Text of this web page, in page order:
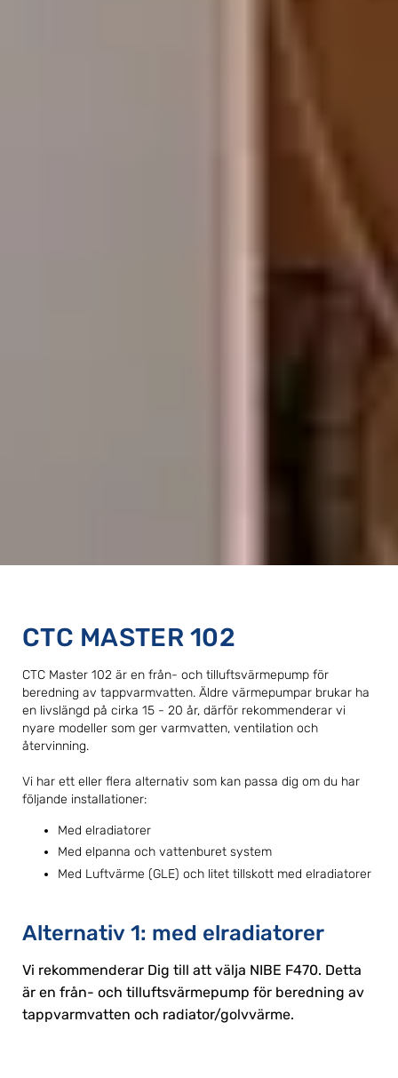
CTC MASTER 102
CTC Master 102 är en från- och tilluftsvärmepump för
beredning av tappvarmvatten. Äldre värmepumpar brukar ha
en livslängd på cirka 15 - 20 år, därför rekommenderar vi
nyare modeller som ger varmvatten, ventilation och
återvinning.
Vi har ett eller flera alternativ som kan passa dig om du har
följande installationer:
Med elradiatorer
Med elpanna och vattenburet system
Med Luftvärme (GLE) och litet tillskott med elradiatorer
Alternativ 1: med elradiatorer
Vi rekommenderar Dig till att välja NIBE F470. Detta
är en från- och tilluftsvärmepump för beredning av
tappvarmvatten och radiator/golvvärme.